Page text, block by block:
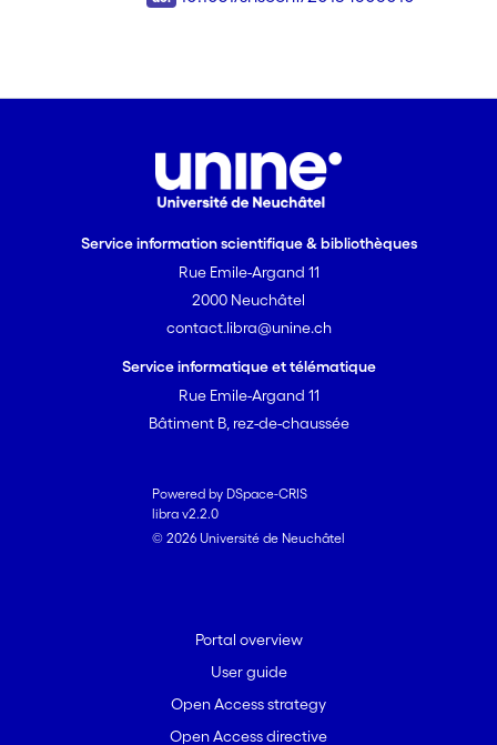
Service information scientifique & bibliothèques
Rue Emile-Argand 11
2000 Neuchâtel
contact.libra@unine.ch
Service informatique et télématique
Rue Emile-Argand 11
Bâtiment B, rez-de-chaussée
Powered by DSpace-CRIS
libra v2.2.0
© 2026 Université de Neuchâtel
Portal overview
User guide
Open Access strategy
Open Access directive